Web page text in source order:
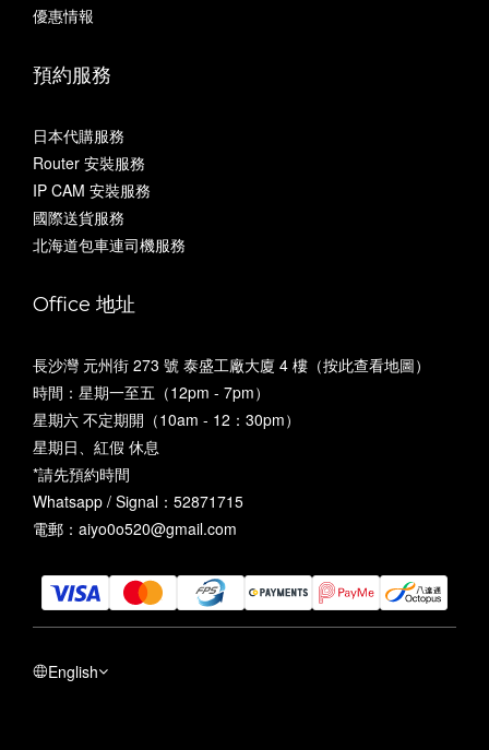
優惠情報
預約服務
日本代購服務
Router 安裝服務
IP CAM 安裝服務
國際送貨服務
北海道包車連司機服務
Office 地址
長沙灣 元州街 273 號 泰盛工廠大廈 4 樓（按此查看地圖）
時間：星期一至五（12pm - 7pm）
星期六 不定期開（10am - 12：30pm）
星期日、紅假 休息
*請先預約時間
Whatsapp / Signal：52871715
電郵：aiyo0o520@gmail.com
English